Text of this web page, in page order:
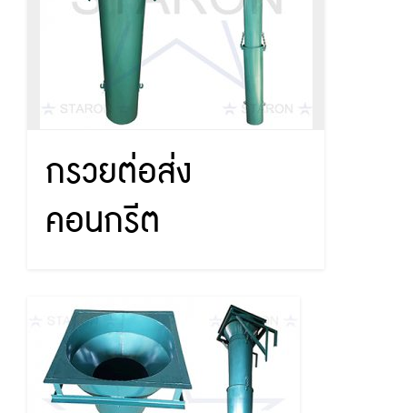
กรวยต่อส่ง
คอนกรีต